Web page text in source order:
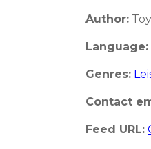
Author:
Language:
Genres:
Contact
Feed URL: